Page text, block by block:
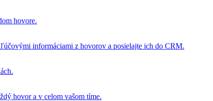
hovore.
informáciami z hovorov a posielajte ich do CRM.
hovor a v celom vašom tíme.